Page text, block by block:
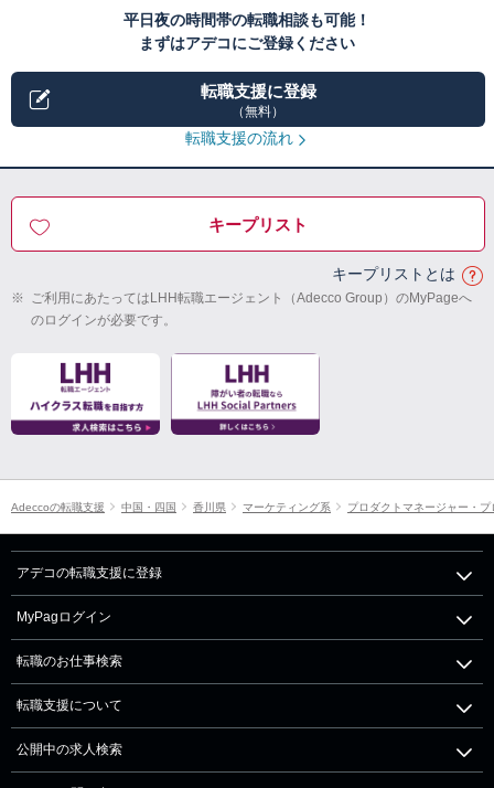
平日夜の時間帯の転職相談も可能！
まずはアデコにご登録ください
転職支援に登録
（無料）
転職支援の流れ
キープリスト
キープリストとは
※ ご利用にあたってはLHH転職エージェント（Adecco Group）のMyPageへ
のログインが必要です。
Adeccoの転職支援 中国・四国 香川県 マーケティング系 プロダクトマネージャー・
アデコの転職支援に登録
MyPagログイン
転職のお仕事検索
転職支援について
公開中の求人検索